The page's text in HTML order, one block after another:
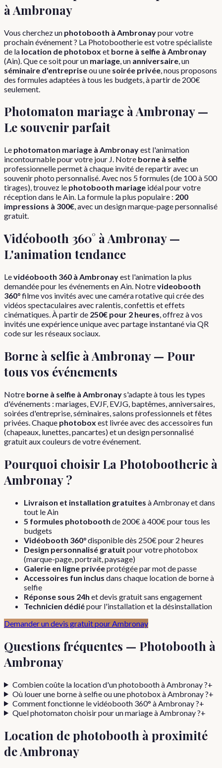
à Ambronay
Vous cherchez un photobooth à Ambronaypour votre
prochain événement ? La Photobootherie est votre spécialiste
de la location de photobox et borne à selfie à Ambronay
(Ain). Que ce soit pour un mariage , un anniversaire , un
séminaire d'entrepriseou une soirée privée , nous proposons
des formules adaptées à tous les budgets, à partir de 200€
seulement.
Photomaton mariage àAmbronay—
Le souvenir parfait
Le photomaton mariage à Ambronayest l'animation
incontournable pour votre jour J. Notre borne à selfie
professionnelle permet à chaque invité de repartir avec un
souvenir photo personnalisé. Avec nos 5 formules (de 100 à 500
tirages), trouvez le photobooth mariage idéal pour votre
réception dans leAin. La formule la plus populaire : 200
impressions à 300€, avec un design marque-page personnalisé
gratuit.
Vidéobooth 360° à Ambronay—
L'animation tendance
Levidéobooth 360 à Ambronayest l'animation la plus
demandée pour les événements enAin. Notrevideobooth
360°filme vos invités avec une caméra rotative qui crée des
vidéos spectaculaires avec ralentis, confettis et effets
cinématiques. À partir de 250€ pour 2 heures, offrez à vos
invités une expérience unique avec partage instantané via QR
code sur les réseaux sociaux.
Borne à selfie à Ambronay— Pour
tous vos événements
Notre borne à selfie à Ambronays'adapte à tous les types
d'événements : mariages, EVJF, EVJG, baptêmes, anniversaires,
soirées d'entreprise, séminaires, salons professionnels et fêtes
privées. Chaque photobox est livrée avec des accessoires fun
(chapeaux, lunettes, pancartes) et un design personnalisé
gratuit aux couleurs de votre événement.
Pourquoi choisir La Photobootherie à
Ambronay?
Livraison et installation gratuites àAmbronayet dans
tout leAin
5 formules photobooth de 200€ à 400€ pour tous les
budgets
Vidéobooth 360°disponible dès 250€ pour 2 heures
Design personnalisé gratuit pour votre photobox
(marque-page, portrait, paysage)
Galerie en ligne privéeprotégée par mot de passe
Accessoires fun inclus dans chaque location de borne à
selfie
Réponse sous 24h et devis gratuit sans engagement
Technicien dédiépour l'installation et la désinstallation
Demander un devis gratuit pourAmbronay
Questions fréquentes — Photobooth à
Ambronay
Combien coûte la location d'un photobooth à Ambronay?+
Où louer une borne à selfie ou une photobox à Ambronay?+
Comment fonctionne le vidéobooth 360° à Ambronay?+
Quel photomaton choisir pour un mariage à Ambronay?+
Location de photobooth à proximité
deAmbronay